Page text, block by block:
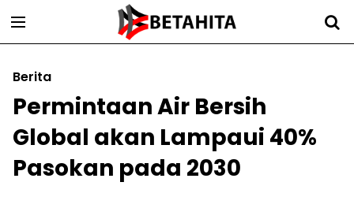
Berita
Permintaan Air Bersih
Global akan Lampaui 40%
Pasokan pada 2030